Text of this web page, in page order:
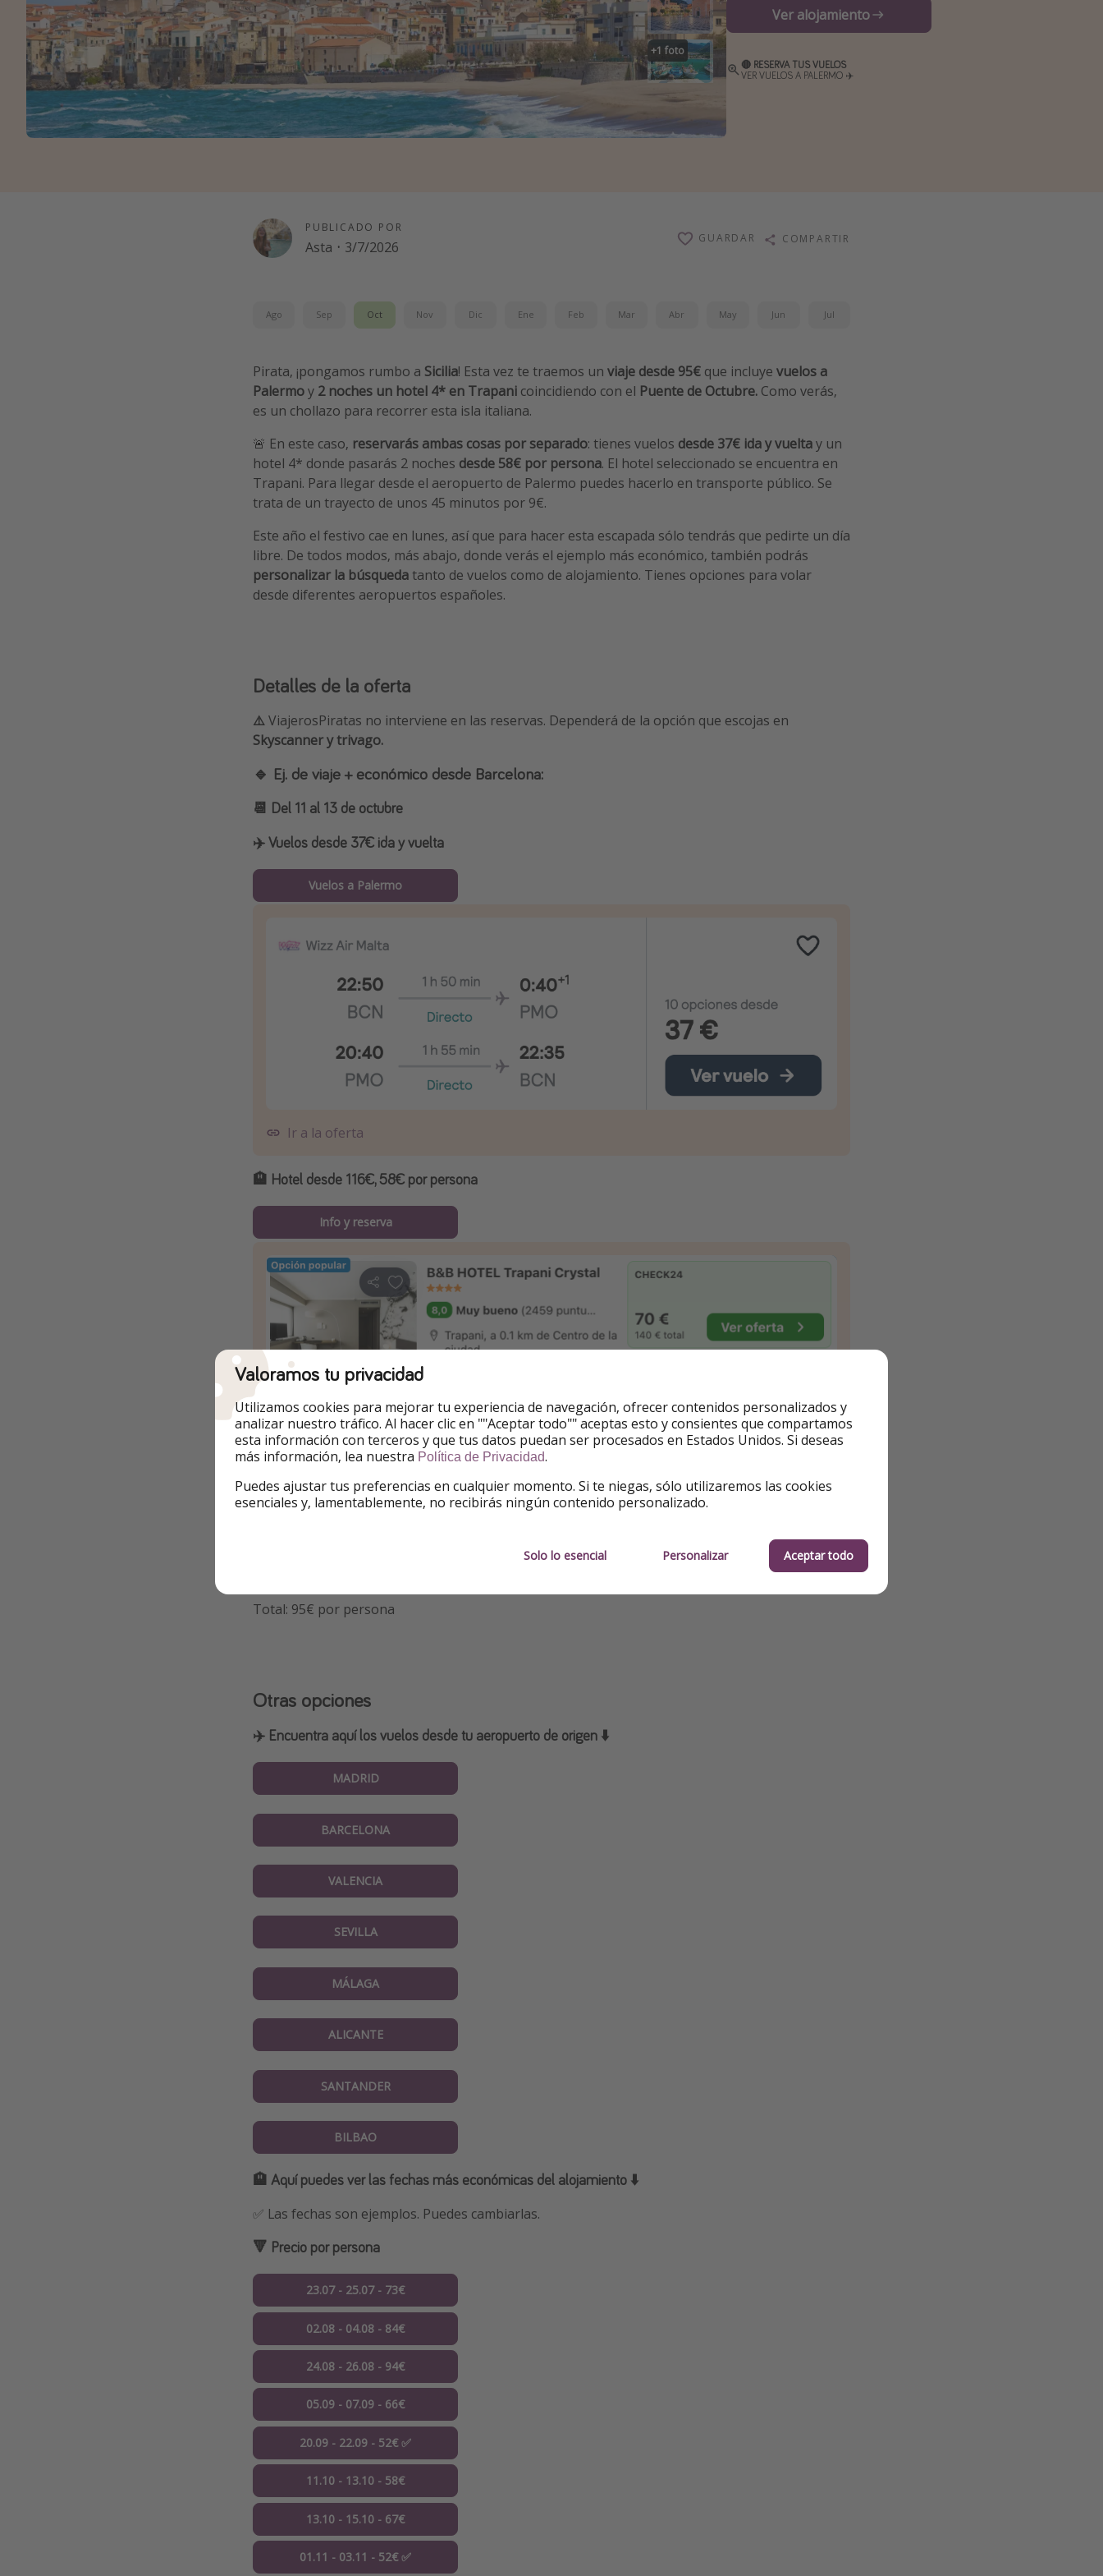
+1 foto
Ver alojamiento
🔴 RESERVA TUS VUELOS
VER VUELOS A PALERMO ✈️
PUBLICADO POR
Asta · 3/7/2026
GUARDAR COMPARTIR
Ago Sep Oct Nov Dic Ene Feb Mar Abr May Jun Jul
Pirata, ¡pongamos rumbo a Sicilia! Esta vez te traemos un viaje desde 95€ que incluye vuelos a
Palermoy 2 noches un hotel 4* en Trapani coincidiendo con el Puente de Octubre. Como verás,
es un chollazo para recorrer esta isla italiana.
🚨 En este caso, reservarás ambas cosas por separado: tienes vuelos desde 37€ ida y vueltay un
hotel 4* donde pasarás 2 noches desde 58€ por persona. El hotel seleccionado se encuentra en
Trapani. Para llegar desde el aeropuerto de Palermo puedes hacerlo en transporte público. Se
trata de un trayecto de unos 45 minutos por 9€.
Este año el festivo cae en lunes, así que para hacer esta escapada sólo tendrás que pedirte un día
libre. De todos modos, más abajo, donde verás el ejemplo más económico, también podrás
personalizar la búsqueda tanto de vuelos como de alojamiento. Tienes opciones para volar
desde diferentes aeropuertos españoles.
Detalles de la oferta
⚠️ViajerosPiratas no interviene en las reservas. Dependerá de la opción que escojas en
Skyscanner y trivago.
🔹 Ej. de viaje + económico desde Barcelona:
📆 Del 11 al 13 de octubre
✈️ Vuelos desde 37€ ida y vuelta
Vuelos a Palermo
Ir a la oferta
🏨 Hotel desde 116€, 58€ por persona
Info y reserva
Ir a la oferta
RESUMEN
Total: 95€ por persona
Otras opciones
✈️ Encuentra aquí los vuelos desde tu aeropuerto de origen ⬇️
MADRID
BARCELONA
VALENCIA
SEVILLA
MÁLAGA
ALICANTE
SANTANDER
BILBAO
🏨 Aquí puedes ver las fechas más económicas del alojamiento ⬇️
✅ Las fechas son ejemplos. Puedes cambiarlas.
🔻 Precio por persona
23.07 - 25.07 - 73€
02.08 - 04.08 - 84€
24.08 - 26.08 - 94€
05.09 - 07.09 - 66€
20.09 - 22.09 - 52€ ✅
11.10 - 13.10 - 58€
13.10 - 15.10 - 67€
01.11 - 03.11 - 52€ ✅
Valoramos tu privacidad
Utilizamos cookies para mejorar tu experiencia de navegación, ofrecer contenidos personalizados y
analizar nuestro tráfico. Al hacer clic en ""Aceptar todo"" aceptas esto y consientes que compartamos
esta información con terceros y que tus datos puedan ser procesados en Estados Unidos. Si deseas
más información, lea nuestra Política de Privacidad.
Puedes ajustar tus preferencias en cualquier momento. Si te niegas, sólo utilizaremos las cookies
esenciales y, lamentablemente, no recibirás ningún contenido personalizado.
Solo lo esencial Personalizar Aceptar todo